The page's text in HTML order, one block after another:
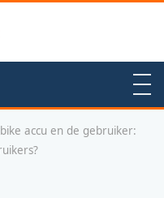
bike accu en de gebruiker: